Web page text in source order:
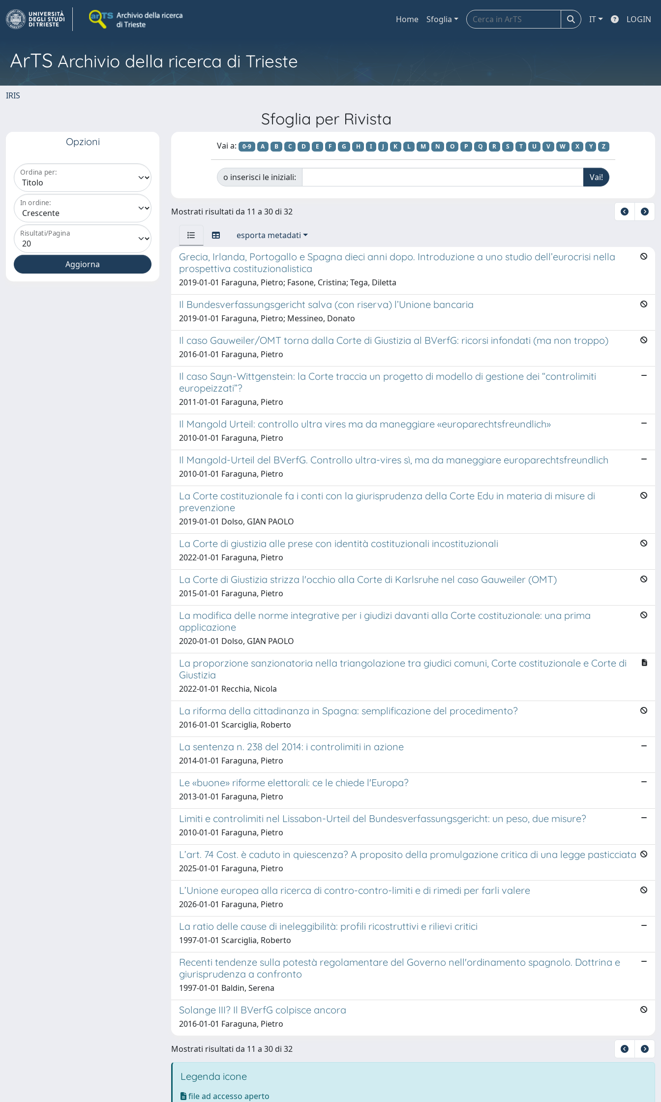
Home Sfoglia IT LOGIN
ArTS Archivio della ricerca di Trieste
IRIS
Sfoglia per Rivista
Opzioni
Ordina per:
In ordine:
Risultati/Pagina
Vai a: 0-9 A B C D E F G H I J K L M N O P Q R S T U V W X Y Z
o inserisci le iniziali:
Mostrati risultati da 11 a 30 di 32
esporta metadati
Grecia, Irlanda, Portogallo e Spagna dieci anni dopo. Introduzione a uno studio dell’eurocrisi nella
prospettiva costituzionalistica
2019-01-01 Faraguna, Pietro; Fasone, Cristina; Tega, Diletta
Il Bundesverfassungsgericht salva (con riserva) l’Unione bancaria
2019-01-01 Faraguna, Pietro; Messineo, Donato
Il caso Gauweiler/OMT torna dalla Corte di Giustizia al BVerfG: ricorsi infondati (ma non troppo)
2016-01-01 Faraguna, Pietro
Il caso Sayn-Wittgenstein: la Corte traccia un progetto di modello di gestione dei “controlimiti
europeizzati”?
2011-01-01 Faraguna, Pietro
Il Mangold Urteil: controllo ultra vires ma da maneggiare «europarechtsfreundlich»
2010-01-01 Faraguna, Pietro
Il Mangold-Urteil del BVerfG. Controllo ultra-vires sì, ma da maneggiare europarechtsfreundlich
2010-01-01 Faraguna, Pietro
La Corte costituzionale fa i conti con la giurisprudenza della Corte Edu in materia di misure di
prevenzione
2019-01-01 Dolso, GIAN PAOLO
La Corte di giustizia alle prese con identità costituzionali incostituzionali
2022-01-01 Faraguna, Pietro
La Corte di Giustizia strizza l'occhio alla Corte di Karlsruhe nel caso Gauweiler (OMT)
2015-01-01 Faraguna, Pietro
La modifica delle norme integrative per i giudizi davanti alla Corte costituzionale: una prima
applicazione
2020-01-01 Dolso, GIAN PAOLO
La proporzione sanzionatoria nella triangolazione tra giudici comuni, Corte costituzionale e Corte di
Giustizia
2022-01-01 Recchia, Nicola
La riforma della cittadinanza in Spagna: semplificazione del procedimento?
2016-01-01 Scarciglia, Roberto
La sentenza n. 238 del 2014: i controlimiti in azione
2014-01-01 Faraguna, Pietro
Le «buone» riforme elettorali: ce le chiede l'Europa?
2013-01-01 Faraguna, Pietro
Limiti e controlimiti nel Lissabon-Urteil del Bundesverfassungsgericht: un peso, due misure?
2010-01-01 Faraguna, Pietro
L’art. 74 Cost. è caduto in quiescenza? A proposito della promulgazione critica di una legge pasticciata
2025-01-01 Faraguna, Pietro
L’Unione europea alla ricerca di contro-contro-limiti e di rimedi per farli valere
2026-01-01 Faraguna, Pietro
La ratio delle cause di ineleggibilità: profili ricostruttivi e rilievi critici
1997-01-01 Scarciglia, Roberto
Recenti tendenze sulla potestà regolamentare del Governo nell'ordinamento spagnolo. Dottrina e
giurisprudenza a confronto
1997-01-01 Baldin, Serena
Solange III? Il BVerfG colpisce ancora
2016-01-01 Faraguna, Pietro
Mostrati risultati da 11 a 30 di 32
Legenda icone
file ad accesso aperto